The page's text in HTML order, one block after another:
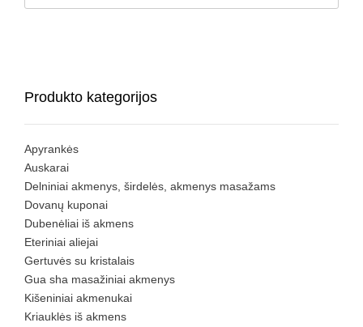
Produkto kategorijos
Apyrankės
Auskarai
Delniniai akmenys, širdelės, akmenys masažams
Dovanų kuponai
Dubenėliai iš akmens
Eteriniai aliejai
Gertuvės su kristalais
Gua sha masažiniai akmenys
Kišeniniai akmenukai
Kriauklės iš akmens